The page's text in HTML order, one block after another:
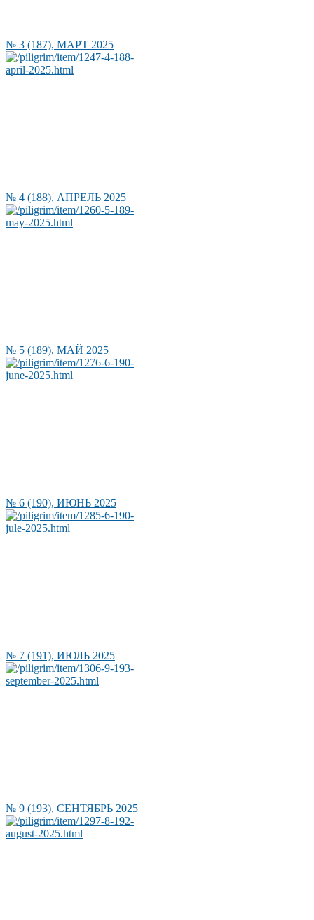
№ 3 (187), МАРТ 2025
№ 4 (188), АПРЕЛЬ 2025
№ 5 (189), МАЙ 2025
№ 6 (190), ИЮНЬ 2025
№ 7 (191), ИЮЛЬ 2025
№ 9 (193), СЕНТЯБРЬ 2025